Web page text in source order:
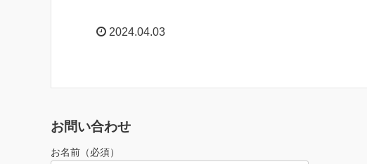
2024.04.03
お問い合わせ
お名前（必須）